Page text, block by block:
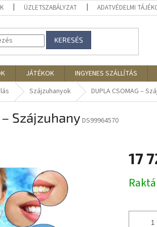
ÜZLETSZABÁLYZAT ADATVÉDELMI
KERESÉS
JÁTÉKOK INGYENES SZÁLLÍTÁS
Szájzuhanyok DUPLA CSOMAG –
– Szájzuhany DS99964570
17